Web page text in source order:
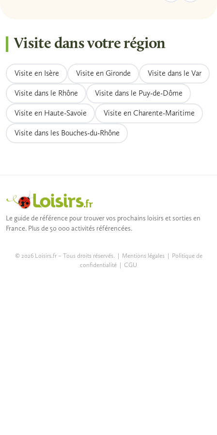
Visite dans votre région
Visite en Isère Visite en Gironde Visite dans le Var
Visite dans le Rhône Visite dans le Puy-de-Dôme
Visite en Haute-Savoie Visite en Charente-Maritime
Visite dans les Bouches-du-Rhône
Le guide de référence pour trouver vos prochains loisirs et sorties en
France. Plus de 50 000 activités référencées.
© 2026 Loisirs.fr – Tous droits réservés. | Mentions légales| Politique de
confidentialité | CGU